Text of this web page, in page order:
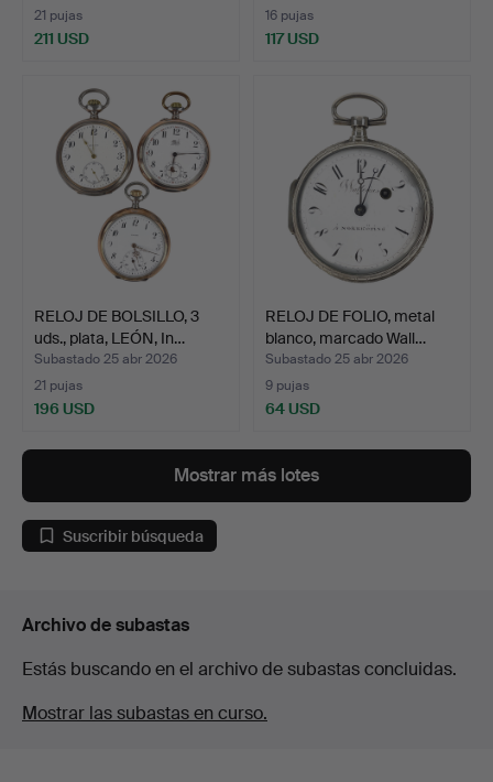
21 pujas
211 USD
16 pujas
117 USD
RELOJ DE BOLSILLO, 3
uds., plata, LEÓN, In…
Subastado 25 abr 2026
21 pujas
196 USD
RELOJ DE FOLIO, metal
blanco, marcado Wall…
Subastado 25 abr 2026
9 pujas
64 USD
Mostrar más lotes
Suscribir búsqueda
Archivo de subastas
Estás buscando en el archivo de subastas concluidas.
Mostrar las subastas en curso.